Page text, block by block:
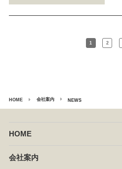
1 2
HOME 会社案内 NEWS
HOME
会社案内